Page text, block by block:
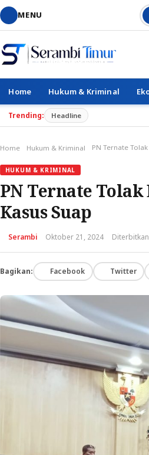
MENU
Home Hukum & Kriminal
Trending: Headline
Home Hukum & Kriminal
HUKUM & KRIMINAL
PN Ternate
Kasus Suap
Serambi Oktober 21, 2024
Bagikan: Facebook Twitter